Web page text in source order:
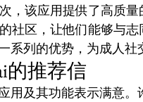
，该应用提供了高质
社区，让他们能够与
系列的优势，为成人
的推荐信
用及其功能表示满意